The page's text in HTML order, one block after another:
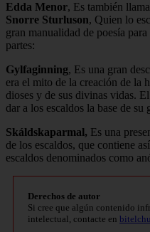
Edda Menor, Es también
Snorre Sturluson, Quien lo
gran manualidad de poesía
partes:
Gylfaginning, Es una gran
era el mito de la creación de la
dioses y de sus divinas vidas.
dar a los escaldos la base de
Skáldskaparmal, Es una
de los escaldos, que contiene
escaldos denominados como
Derechos de autor
Si cree que algún contenido
intelectual, contacte en